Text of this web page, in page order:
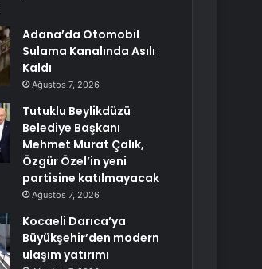
Adana’da Otomobil
Sulama Kanalında Asılı
Kaldı
Ağustos 7, 2026
Tutuklu Beylikdüzü
Belediye Başkanı
Mehmet Murat Çalık,
Özgür Özel’in yeni
partisine katılmayacak
Ağustos 7, 2026
Kocaeli Darıca’ya
Büyükşehir’den modern
ulaşım yatırımı